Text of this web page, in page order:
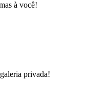
à você!
privada!